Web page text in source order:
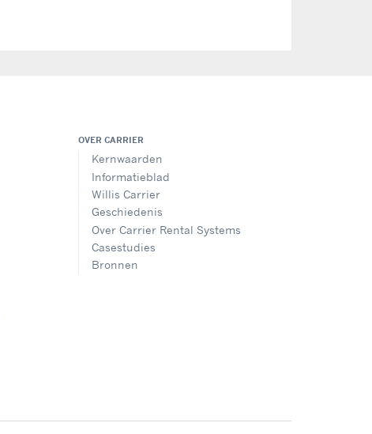
OVER CARRIER
Kernwaarden
Informatieblad
Willis Carrier
Geschiedenis
Over Carrier Rental Systems
Casestudies
Bronnen